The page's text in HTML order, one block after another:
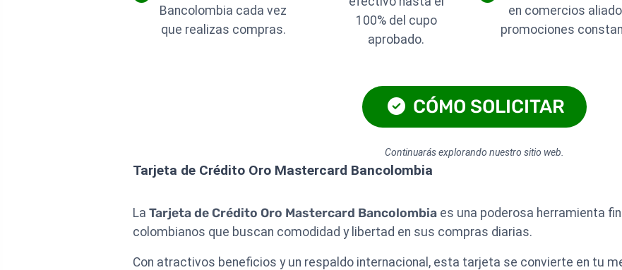
Bancolombia cada vez
que realizas compras.
100% del cupo
aprobado.
en comercios
promociones
CÓMO SOLICITAR
Continuarás explorando nuestro sitio web.
Tarjeta de Crédito Oro Mastercard Bancolombia
La Tarjeta de Crédito Oro Mastercard Bancolombia es una poderosa herramienta
colombianos que buscan comodidad y libertad en sus compras diarias.
Con atractivos beneficios y un respaldo internacional, esta tarjeta se convierte en tu